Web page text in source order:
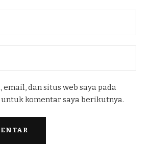
email, dan situs web saya pada
komentar saya berikutnya.